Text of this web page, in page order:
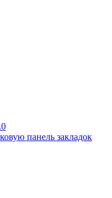
панель закладок